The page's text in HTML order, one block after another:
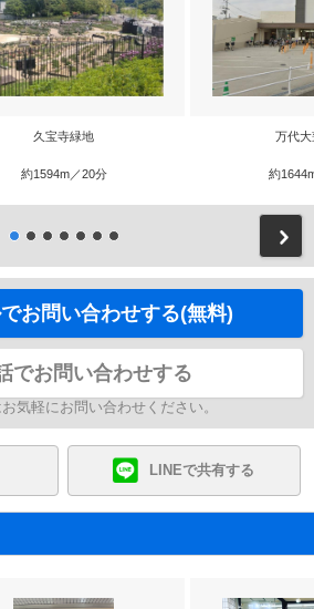
久宝寺緑地
約1594m／20分
万代大
約
お問い合わせする(無料)
でお問い合わせする
気軽にお問い合わせください。
LINEで共有する